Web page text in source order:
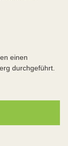
einen
durchgeführt.